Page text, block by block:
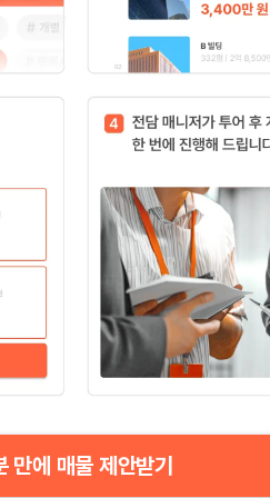
만에 매물 제안받기